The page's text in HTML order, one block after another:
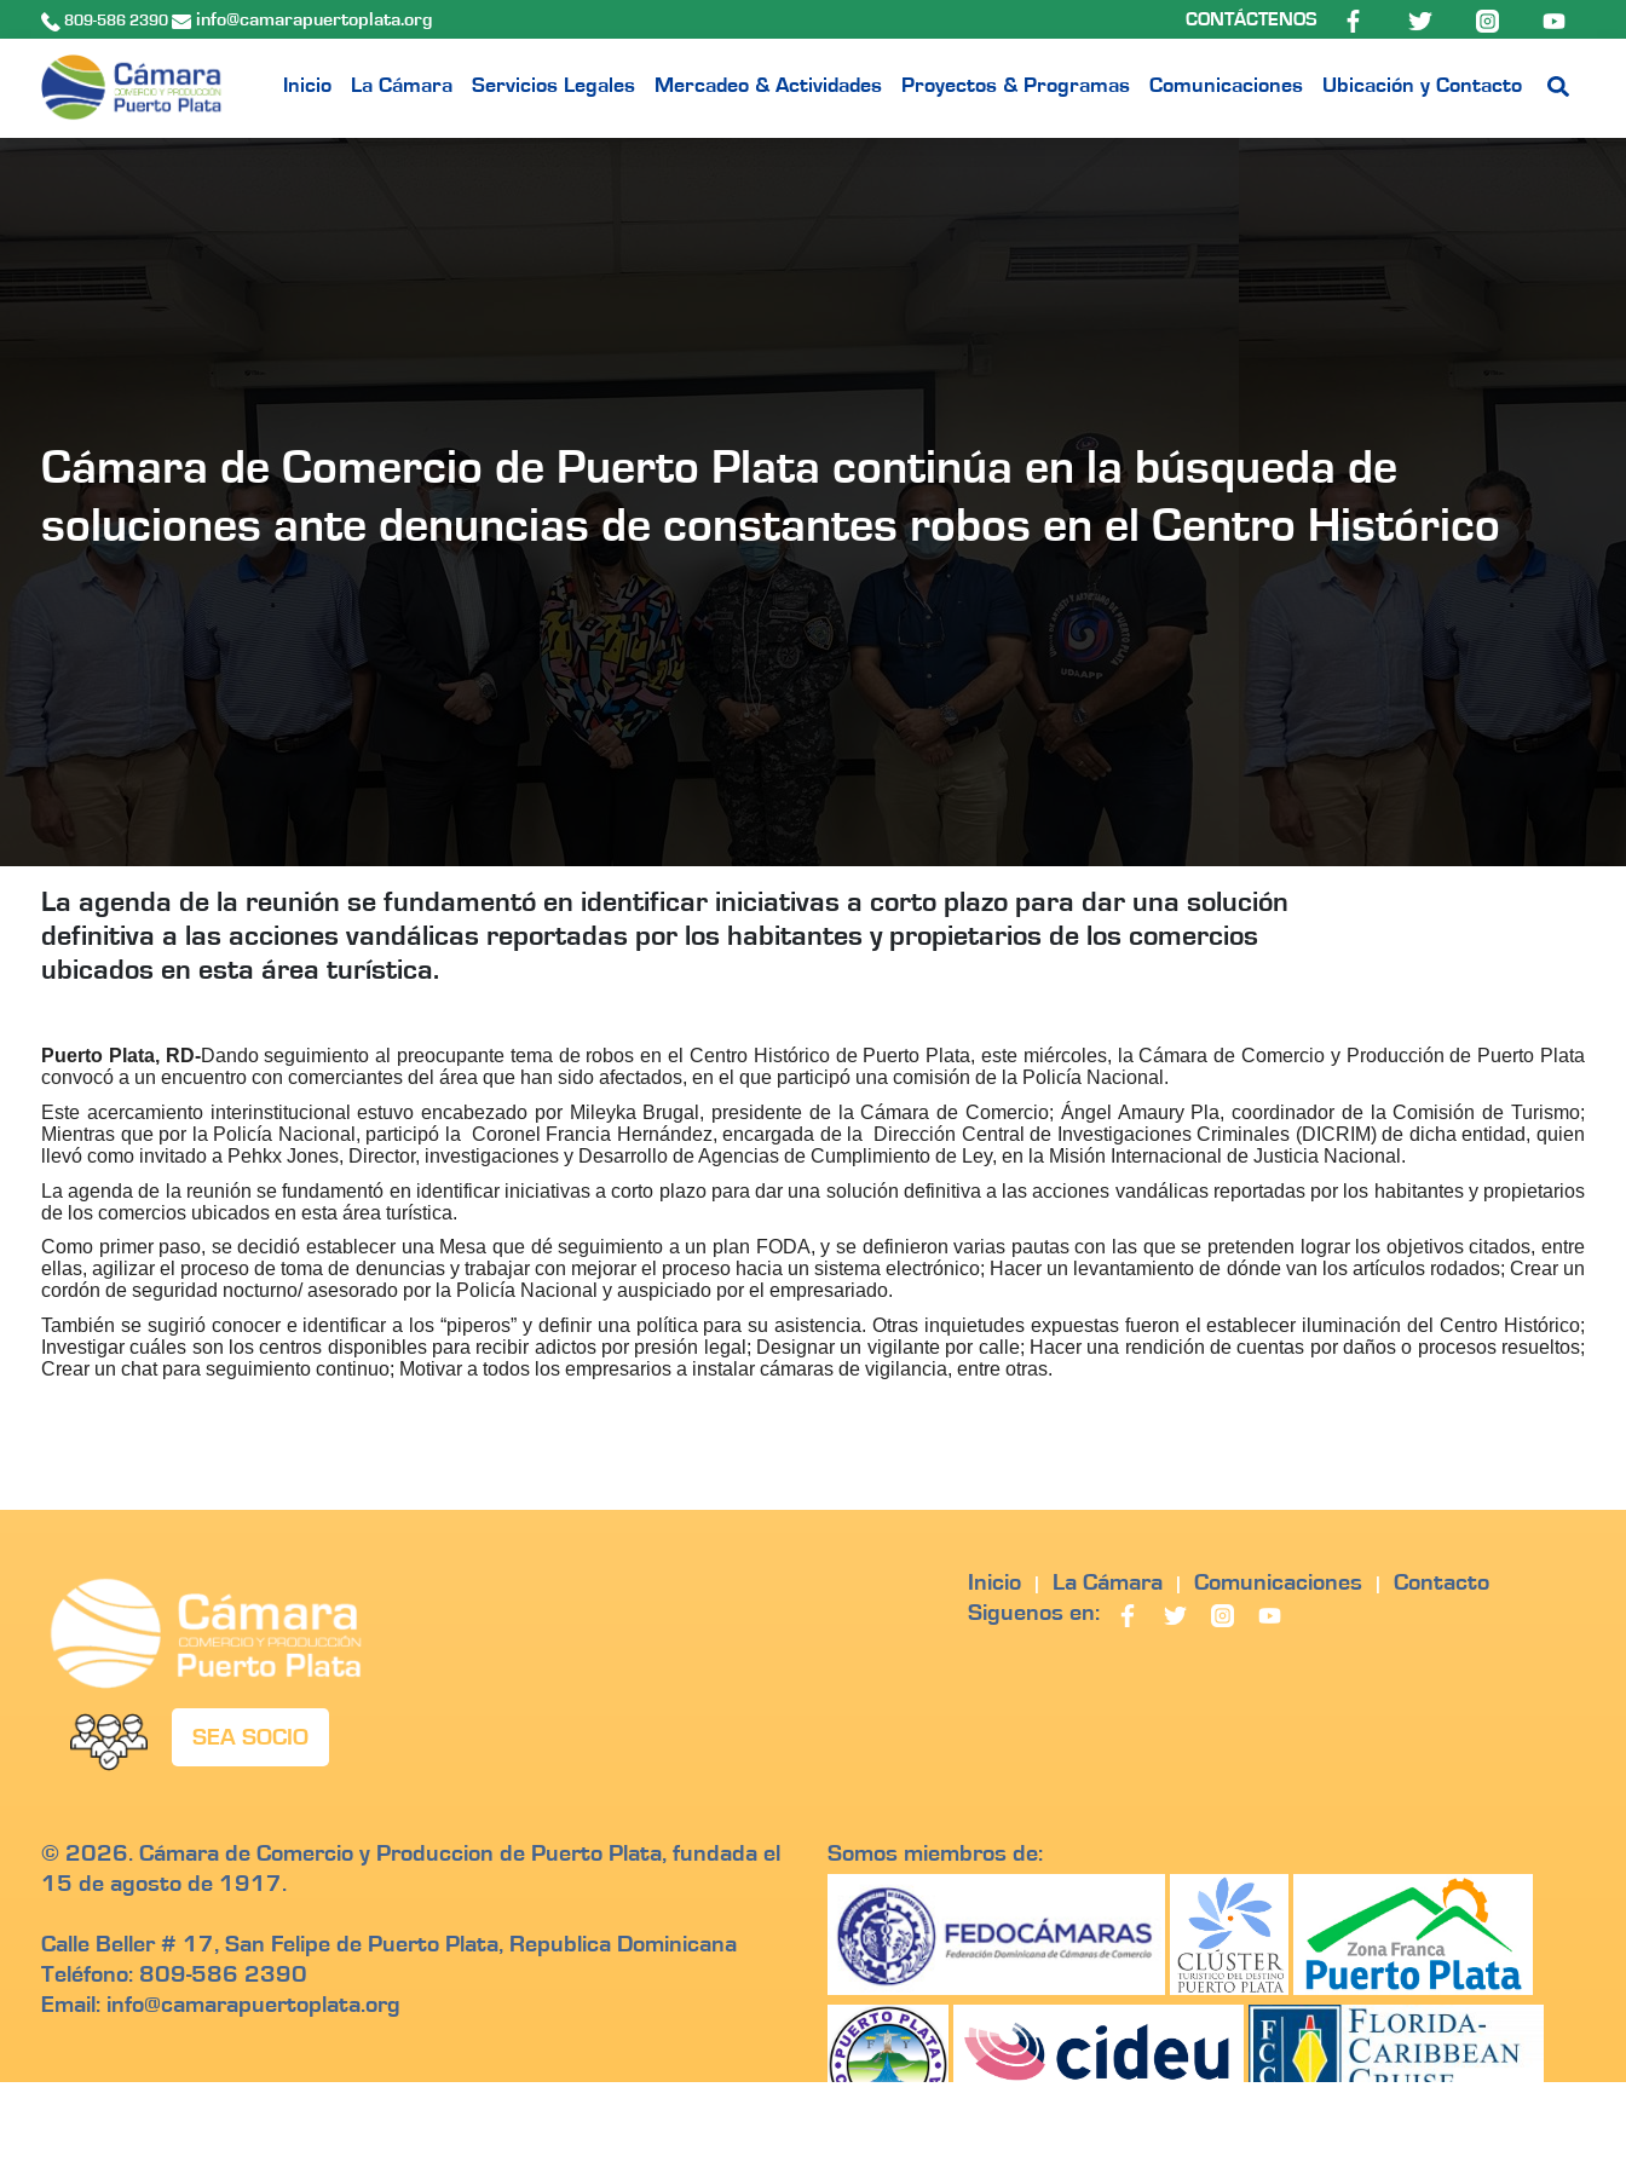
809-586 2390 info@camarapuertoplata.org CONTÁCTENOS
Inicio La Cámara Servicios Legales Mercadeo & Actividades Proyectos & Programas Comunicaciones Ubicación y Contacto
Cámara de Comercio de Puerto Plata continúa en la búsqueda de
soluciones ante denuncias de constantes robos en el Centro Histórico
La agenda de la reunión se fundamentó en identificar iniciativas a corto plazo para dar una solución
definitiva a las acciones vandálicas reportadas por los habitantes y propietarios de los comercios
ubicados en esta área turística.
Puerto Plata, RD-Dando seguimiento al preocupante tema de robos en el Centro Histórico de Puerto Plata, este miércoles, la Cámara de Comercio y Producción de Puerto Plata
convocó a un encuentro con comerciantes del área que han sido afectados, en el que participó una comisión de la Policía Nacional.
Este acercamiento interinstitucional estuvo encabezado por Mileyka Brugal, presidente de la Cámara de Comercio; Ángel Amaury Pla, coordinador de la Comisión de Turismo;
Mientras que por la Policía Nacional, participó la Coronel Francia Hernández, encargada de la Dirección Central de Investigaciones Criminales (DICRIM) de dicha entidad, quien
llevó como invitado a Pehkx Jones, Director, investigaciones y Desarrollo de Agencias de Cumplimiento de Ley, en la Misión Internacional de Justicia Nacional.
La agenda de la reunión se fundamentó en identificar iniciativas a corto plazo para dar una solución definitiva a las acciones vandálicas reportadas por los habitantes y propietarios
de los comercios ubicados en esta área turística.
Como primer paso, se decidió establecer una Mesa que dé seguimiento a un plan FODA, y se definieron varias pautas con las que se pretenden lograr los objetivos citados, entre
ellas, agilizar el proceso de toma de denuncias y trabajar con mejorar el proceso hacia un sistema electrónico; Hacer un levantamiento de dónde van los artículos rodados; Crear un
cordón de seguridad nocturno/ asesorado por la Policía Nacional y auspiciado por el empresariado.
También se sugirió conocer e identificar a los “piperos” y definir una política para su asistencia. Otras inquietudes expuestas fueron el establecer iluminación del Centro Histórico;
Investigar cuáles son los centros disponibles para recibir adictos por presión legal; Designar un vigilante por calle; Hacer una rendición de cuentas por daños o procesos resueltos;
Crear un chat para seguimiento continuo; Motivar a todos los empresarios a instalar cámaras de vigilancia, entre otras.
SEA SOCIO
Inicio La Cámara Comunicaciones
Contacto
Siguenos en:
© 2026. Cámara de Comercio y Produccion de Puerto Plata, fundada el
15 de agosto de 1917.
Calle Beller # 17, San Felipe de Puerto Plata, Republica Dominicana
Teléfono: 809-586 2390
Email: info@camarapuertoplata.org
Somos miembros de: